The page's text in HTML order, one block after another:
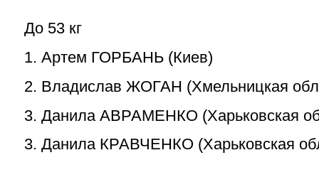
До 53 кг
1. Артем ГОРБАНЬ (Киев)
2. Владислав ЖОГАН (Хмельницкая
3. Данила АВРАМЕНКО (Харьковская
3. Данила КРАВЧЕНКО (Харьковская